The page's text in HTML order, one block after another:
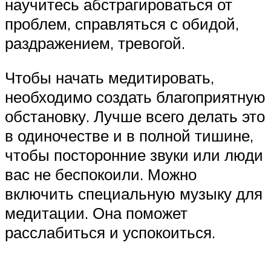
научитесь абстрагироваться от
проблем, справляться с обидой,
раздражением, тревогой.
Чтобы начать медитировать,
необходимо создать благоприятную
обстановку. Лучше всего делать это
в одиночестве и в полной тишине,
чтобы посторонние звуки или люди
вас не беспокоили. Можно
включить специальную музыку для
медитации. Она поможет
расслабиться и успокоиться.